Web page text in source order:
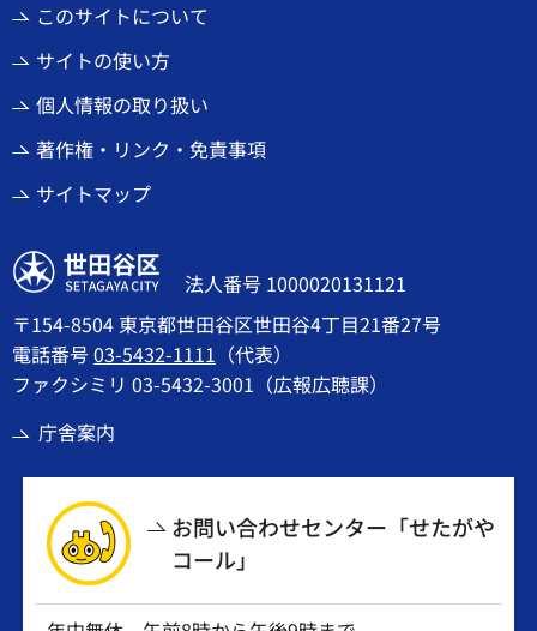
このサイトについて
サイトの使い方
個人情報の取り扱い
著作権・リンク・免責事項
サイトマップ
世田谷区
法人番号 1000020131121
〒154-8504 東京都世田谷区世田谷4丁目21番27号
電話番号03-5432-1111 （代表）
ファクシミリ 03-5432-3001（広報広聴課）
庁舎案内
お問い合わせセンター「せたがや
コール」